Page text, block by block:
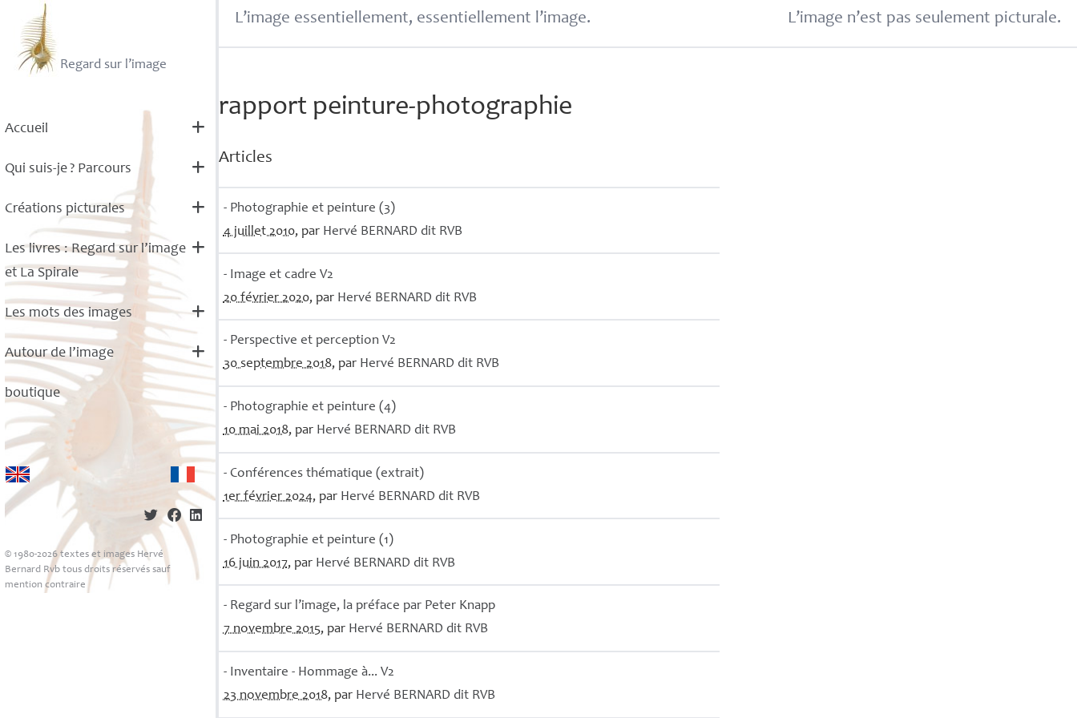
Regard sur l’image
Accueil
Qui suis-je? Parcours
Créations picturales
Les livres : Regard sur l’image
et La Spirale
Les mots des images
Autour de l’image
boutique
© 1980-2026 textes et images Hervé
Bernard Rvb tous droits réservés sauf
mention contraire
L’image essentiellement, essentiellement l’image. L’image n’est pas seulement picturale.
rapport peinture-photographie
Articles
- Photographie et peinture (3)
4 juillet 2010, par Hervé BERNARD dit RVB
- Image et cadre V2
20 février 2020, par Hervé BERNARD dit RVB
- Perspective et perception V2
30 septembre 2018, par Hervé BERNARD dit RVB
- Photographie et peinture (4)
10 mai 2018, par Hervé BERNARD dit RVB
- Conférences thématique (extrait)
1er février 2024, par Hervé BERNARD dit RVB
- Photographie et peinture (1)
16 juin 2017, par Hervé BERNARD dit RVB
- Regard sur l’image, la préface par Peter Knapp
7 novembre 2015, par Hervé BERNARD dit RVB
- Inventaire - Hommage à... V2
23 novembre 2018, par Hervé BERNARD dit RVB